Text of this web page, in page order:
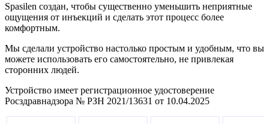
Spasilen создан, чтобы существенно уменьшить неприятные
ощущения от инъекций и сделать этот процесс более
комфортным.
Мы сделали устройство настолько простым и удобным, что вы
можете использовать его самостоятельно, не привлекая
сторонних людей.
Устройство имеет регистрационное удостоверение
Росздравнадзора № РЗН 2021/13631 от 10.04.2025